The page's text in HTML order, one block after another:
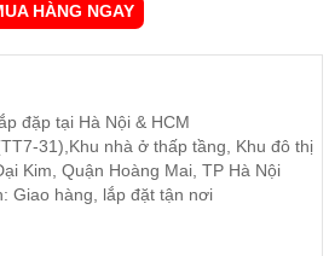
HÀNG NGAY
đặp tại Hà Nội & HCM
31),Khu nhà ở thấp tầng, Khu đô thị
Kim, Quận Hoàng Mai, TP Hà Nội
Giao hàng, lắp đặt tận nơi